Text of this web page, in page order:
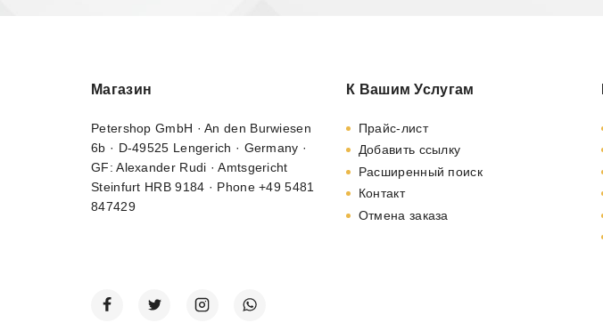
Магазин
Petershop GmbH · An den Burwiesen
6b · D-49525 Lengerich · Germany ·
GF: Alexander Rudi · Amtsgericht
Steinfurt HRB 9184 · Phone +49 5481
847429
К Вашим Услугам
Прайс-лист
Добавить ссылку
Расширенный поиск
Контакт
Отмена заказа